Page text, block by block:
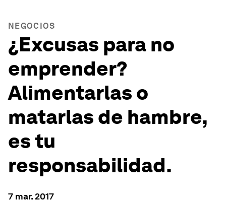
NEGOCIOS
¿Excusas para no
emprender?
Alimentarlas o
matarlas de hambre,
es tu
responsabilidad.
7 mar. 2017